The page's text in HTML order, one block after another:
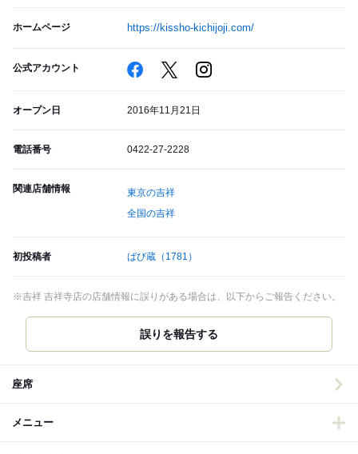
ホームページ https://kissho-kichijoji.com/
公式アカウント
オープン日 2016年11月21日
電話番号 0422-27-2228
関連店舗情報
東京の吉祥
全国の吉祥
初投稿者 ばび蔵 （1781）
※吉祥 吉祥寺店の店舗情報に誤りがある場合は、以下からご報告ください。
誤りを報告する
座席
メニュー